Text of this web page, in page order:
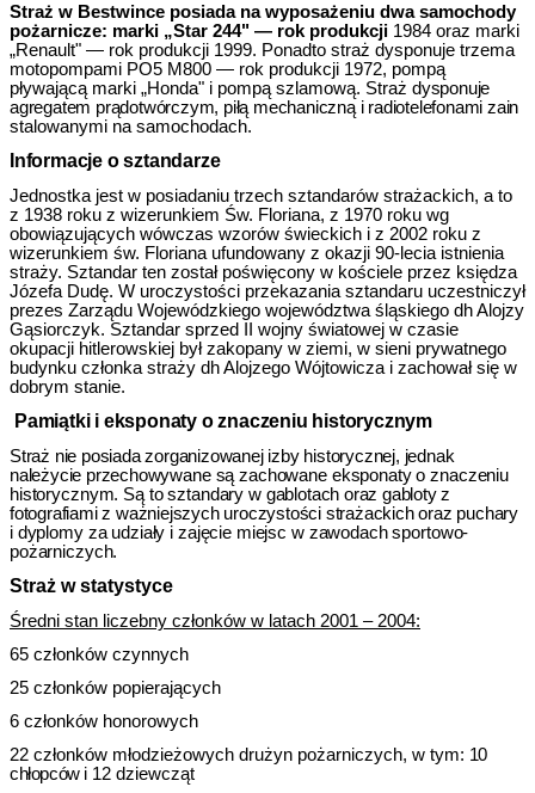
Straż w Bestwince posiada na wyposażeniu dwa samochody
pożarnicze: mar­ki „Star 244" — rok produkcji 1984 oraz marki
„Renault" — rok produkcji 1999. Ponadto straż dysponuje trzema
motopompami PO5 M800 — rok produkcji 1972, pompą
pływającą marki „Honda" i pompą szlamową. Straż dysponuje
agregatem prądotwórczym, piłą mechaniczną i radiotelefonami zain­
stalowanymi na samochodach.
Informacje o sztandarze
Jednostka jest w posiadaniu trzech sztandarów strażackich, a to
z 1938 roku z wizerunkiem Św. Floriana, z 1970 roku wg
obowiązujących wówczas wzorów świeckich i z 2002 roku z
wizerunkiem św. Floriana ufundowany z okazji 90-lecia istnienia
straży. Sztandar ten został poświęcony w kościele przez księdza
Józefa Dudę. W uroczystości przekazania sztandaru uczestniczył
prezes Zarządu Wojewódzkiego województwa śląskiego dh Alojzy
Gąsiorczyk. Sztandar sprzed II wojny światowej w czasie
okupacji hitlerowskiej był zako­pany w ziemi, w sieni prywatnego
budynku członka straży dh Alojzego Wójto­wicza i zachował się w
dobrym stanie.
Pamiątki i eksponaty o znaczeniu historycznym
Straż nie posiada zorganizowanej izby historycznej, jednak
należycie przechowy­wane są zachowane eksponaty o znaczeniu
historycznym. Są to sztandary w gablo­tach oraz gabloty z
fotografiami z ważniejszych uroczystości strażackich oraz puchary
i dyplomy za udziały i zajęcie miejsc w zawodach sportowo-
pożarniczych.
Straż w statystyce
Średni stan liczebny członków w latach 2001 – 2004:
65 członków czynnych
25 członków popierających
6 członków honorowych
22 członków młodzieżowych drużyn pożarniczych, w tym: 10
chłopców i 12 dziewcząt